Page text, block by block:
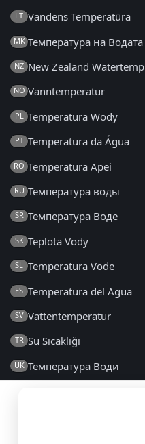
LT Vandens Temperatūra
MK Температура на Водата
NZ New Zealand Watertemp
NO Vanntemperatur
PL Temperatura Wody
PT Temperatura da Água
RO Temperatura Apei
RU Температура воды
SR Температура Воде
SK Teplota Vody
SL Temperatura Vode
ES Temperatura del Agua
SV Vattentemperatur
TR Su Sıcaklığı
UK Температура Води